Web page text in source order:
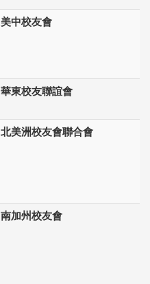
美中校友會
華東校友聯誼會
北美洲校友會聯合會
南加州校友會